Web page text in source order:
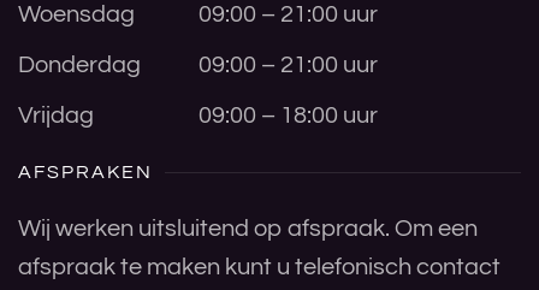
Woensdag 09:00 – 21:00 uur
Donderdag 09:00 – 21:00 uur
Vrijdag 09:00 – 18:00 uur
AFSPRAKEN
Wij werken uitsluitend op afspraak. Om een
afspraak te maken kunt u telefonisch contact